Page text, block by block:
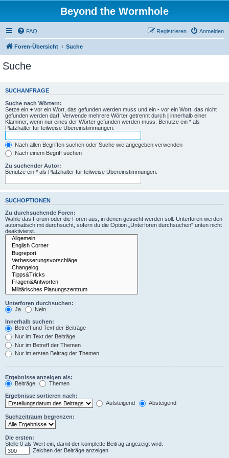
Beyond the Wormhole
FAQ Anmelden
Registrieren
Foren-Übersicht Suche
Suche
SUCHANFRAGE
Suche nach Wörtern:
Setze ein + vor ein Wort, das gefunden werden muss und ein - vor ein Wort, das nicht
gefunden werden darf. Verwende mehrere Wörter getrennt durch | innerhalb einer
Klammer, wenn nur eines der Wörter gefunden werden muss. Benutze ein * als
Platzhalter für teilweise Übereinstimmungen.
Nach allen Begriffen suchen oder Suche wie angegeben verwenden
Nach einem Begriff suchen
Zu suchender Autor:
Benutze ein * als Platzhalter für teilweise Übereinstimmungen.
SUCHOPTIONEN
Zu durchsuchende Foren:
Wähle das Forum oder die Foren aus, in denen gesucht werden soll. Unterforen werden
automatisch mit durchsucht, sofern du die Option „Unterforen durchsuchen“ unten nicht
deaktivierst.
Unterforen durchsuchen:
Ja
Nein
Innerhalb suchen:
Betreff und Text der Beiträge
Nur im Text der Beiträge
Nur im Betreff der Themen
Nur im ersten Beitrag der Themen
Ergebnisse anzeigen als:
Beiträge
Themen
Ergebnisse sortieren nach:
Aufsteigend
Absteigend
Suchzeitraum begrenzen:
Die ersten:
Stelle 0 als Wert ein, damit der komplette Beitrag angezeigt wird.
Zeichen der Beiträge anzeigen